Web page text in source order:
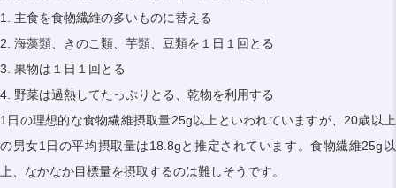
1. 主食を食物繊維の多いものに替える
2. 海藻類、きのこ類、芋類、豆類を１日１回とる
3. 果物は１日１回とる
4. 野菜は過熱してたっぷりとる、乾物を利用する
1日の理想的な食物繊維摂取量25g以上といわれていますが、20歳以上
の男女1日の平均摂取量は18.8gと推定されています。食物繊維25g以
上、なかなか目標量を摂取するのは難しそうです。